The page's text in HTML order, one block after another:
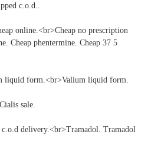
c.o.d..
online.<br>Cheap no prescription
Cheap phentermine. Cheap 37 5
liquid form.<br>Valium liquid form.
sale.
delivery.<br>Tramadol. Tramadol